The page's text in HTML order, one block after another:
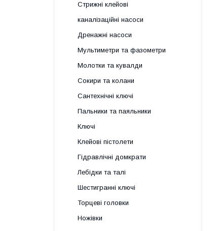
Стрижні клейові
каналізаційні насоси
Дренажні насоси
Мультиметри та фазометри
Молотки та кувалди
Сокири та колани
Сантехнічні ключі
Пальники та паяльники
Ключі
Клейові пістолети
Гідравлічні домкрати
Лебідки та талі
Шестигранні ключі
Торцеві головки
Ножівки